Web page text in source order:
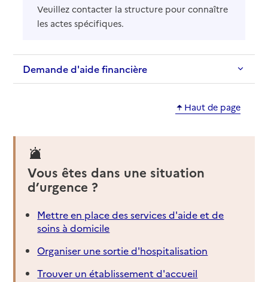
Veuillez contacter la structure pour connaître
les actes spécifiques.
Demande d'aide financière
Haut de page
Vous êtes dans une situation
d’urgence ?
Mettre en place des services d'aide et de
soins à domicile
Organiser une sortie d'hospitalisation
Trouver un établissement d'accueil